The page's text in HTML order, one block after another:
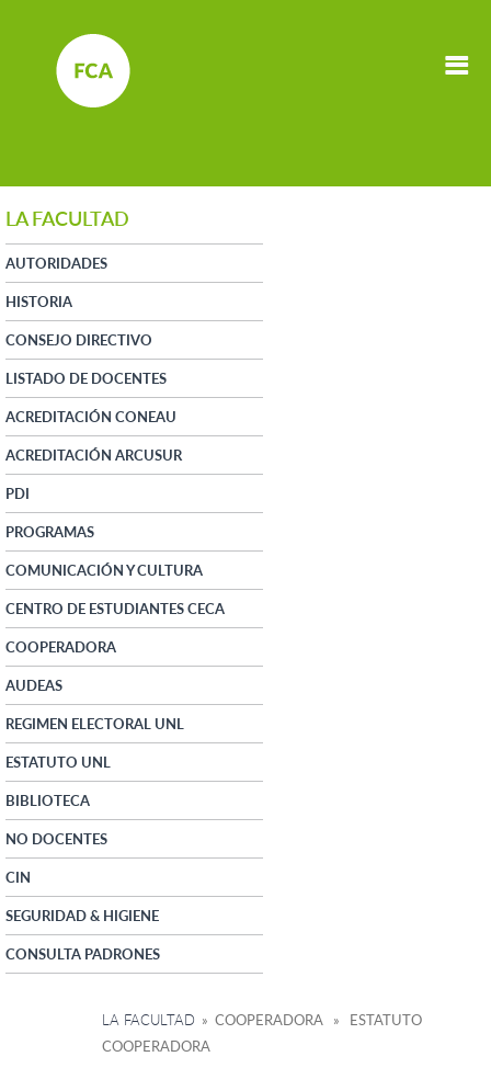
LA FACULTAD
AUTORIDADES
HISTORIA
CONSEJO DIRECTIVO
LISTADO DE DOCENTES
ACREDITACIÓN CONEAU
ACREDITACIÓN ARCUSUR
PDI
PROGRAMAS
COMUNICACIÓN Y CULTURA
CENTRO DE ESTUDIANTES CECA
COOPERADORA
AUDEAS
REGIMEN ELECTORAL UNL
ESTATUTO UNL
BIBLIOTECA
NO DOCENTES
CIN
SEGURIDAD & HIGIENE
CONSULTA PADRONES
LA FACULTAD » COOPERADORA » ESTATUTO
COOPERADORA